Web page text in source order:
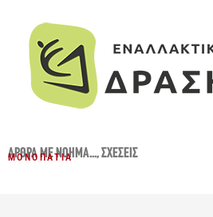
ΆΡΘΡΑ ΜΕ ΝΌΗΜΑ...,ΣΧΈΣΕΙΣ
ΜΟΝΟΠΆΤΙΑ